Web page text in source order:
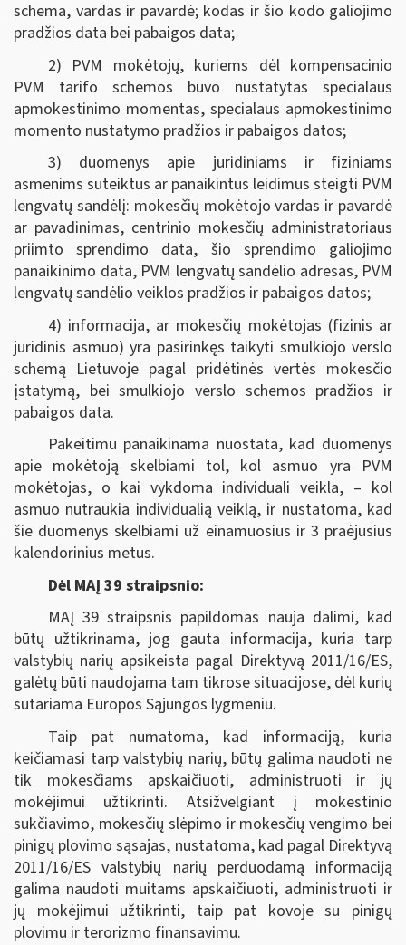
schema, vardas ir pavardė; kodas ir šio kodo galiojimo
pradžios data bei pabaigos data;
2) PVM mokėtojų, kuriems dėl kompensacinio
PVM tarifo schemos buvo nustatytas specialaus
apmokestinimo momentas, specialaus apmokestinimo
momento nustatymo pradžios ir pabaigos datos;
3) duomenys apie juridiniams ir fiziniams
asmenims suteiktus ar panaikintus leidimus steigti PVM
lengvatų sandėlį: mokesčių mokėtojo vardas ir pavardė
ar pavadinimas, centrinio mokesčių administratoriaus
priimto sprendimo data, šio sprendimo galiojimo
panaikinimo data, PVM lengvatų sandėlio adresas, PVM
lengvatų sandėlio veiklos pradžios ir pabaigos datos;
4) informacija, ar mokesčių mokėtojas (fizinis ar
juridinis asmuo) yra pasirinkęs taikyti smulkiojo verslo
schemą Lietuvoje pagal pridėtinės vertės mokesčio
įstatymą, bei smulkiojo verslo schemos pradžios ir
pabaigos data.
Pakeitimu panaikinama nuostata, kad duomenys
apie mokėtoją skelbiami tol, kol asmuo yra PVM
mokėtojas, o kai vykdoma individuali veikla, ‒ kol
asmuo nutraukia individualią veiklą, ir nustatoma, kad
šie duomenys skelbiami už einamuosius ir 3 praėjusius
kalendorinius metus.
Dėl MAĮ 39 straipsnio:
MAĮ 39 straipsnis papildomas nauja dalimi, kad
būtų užtikrinama, jog gauta informacija, kuria tarp
valstybių narių apsikeista pagal Direktyvą 2011/16/ES,
galėtų būti naudojama tam tikrose situacijose, dėl kurių
sutariama Europos Sąjungos lygmeniu.
Taip pat numatoma, kad informaciją, kuria
keičiamasi tarp valstybių narių, būtų galima naudoti ne
tik mokesčiams apskaičiuoti, administruoti ir jų
mokėjimui užtikrinti. Atsižvelgiant į mokestinio
sukčiavimo, mokesčių slėpimo ir mokesčių vengimo bei
pinigų plovimo sąsajas, nustatoma, kad pagal Direktyvą
2011/16/ES valstybių narių perduodamą informaciją
galima naudoti muitams apskaičiuoti, administruoti ir
jų mokėjimui užtikrinti, taip pat kovoje su pinigų
plovimu ir terorizmo finansavimu.